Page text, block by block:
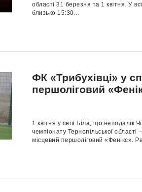
області 31 березня та 1 квітня. У
близько 15:30...
ФК «Трибухівці» у
першоліговий
1 квітня у селі Біла, що неподалік
чемпіонату Тернопільської
місцевий першоліговий «Фенікс».